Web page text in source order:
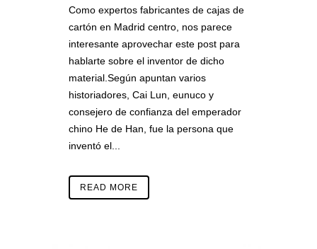
Como expertos fabricantes de cajas de
cartón en Madrid centro, nos parece
interesante aprovechar este post para
hablarte sobre el inventor de dicho
material.Según apuntan varios
historiadores, Cai Lun, eunuco y
consejero de confianza del emperador
chino He de Han, fue la persona que
inventó el...
READ MORE